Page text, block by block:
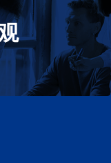
石。集团上下以
奋斗。